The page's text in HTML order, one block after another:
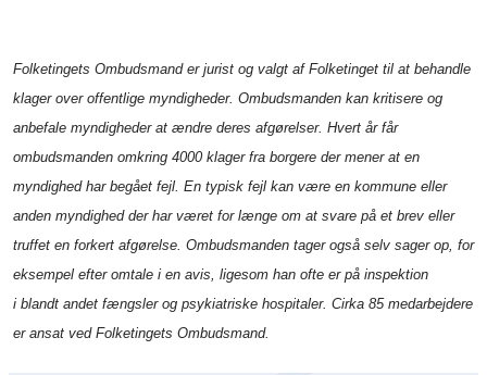
Folketingets Ombudsmand er jurist og valgt af Folketinget til at behandle
klager over offentlige myndigheder. Ombudsmanden kan kritisere og
anbefale myndigheder at ændre deres afgørelser. Hvert år får
ombudsmanden omkring 4000 klager fra borgere der mener at en
myndighed har begået fejl. En typisk fejl kan være en kommune eller
anden myndighed der har været for længe om at svare på et brev eller
truffet en forkert afgørelse. Ombudsmanden tager også selv sager op, for
eksempel efter omtale i en avis, ligesom han ofte er på inspektion
i blandt andet fængsler og psykiatriske hospitaler. Cirka 85 medarbejdere
er ansat ved Folketingets Ombudsmand.